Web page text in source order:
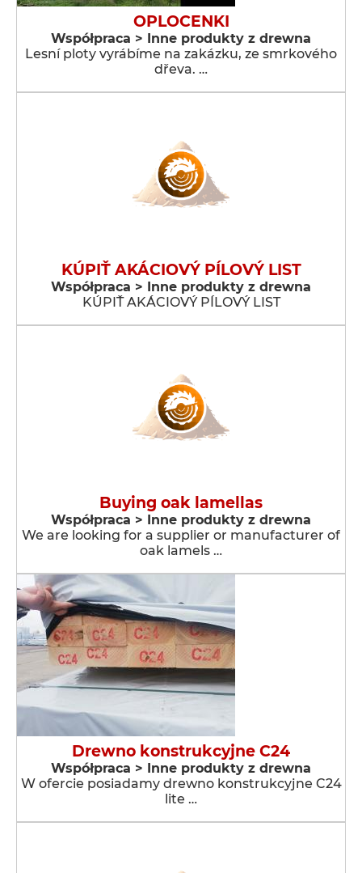
OPLOCENKI
Współpraca > Inne produkty z drewna
Lesní ploty vyrábíme na zakázku, ze smrkového
dřeva. …
KÚPIŤ AKÁCIOVÝ PÍLOVÝ LIST
Współpraca > Inne produkty z drewna
KÚPIŤ AKÁCIOVÝ PÍLOVÝ LIST
Buying oak lamellas
Współpraca > Inne produkty z drewna
We are looking for a supplier or manufacturer of
oak lamels …
Drewno konstrukcyjne C24
Współpraca > Inne produkty z drewna
W ofercie posiadamy drewno konstrukcyjne C24
lite …